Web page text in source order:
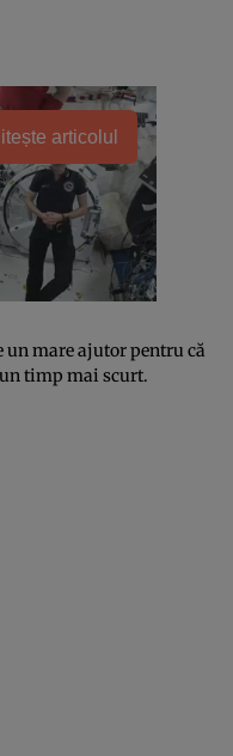
articolul
mare ajutor pentru că
timp mai scurt.